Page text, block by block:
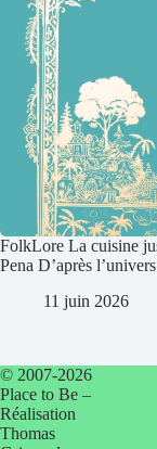
FolkLore La cuisine
Pena D’après
11 juin 2026
© 2007-2026
Place to Be –
Réalisation
Thomas